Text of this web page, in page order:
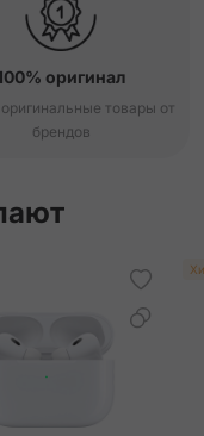
оригинал
товары от
брендов